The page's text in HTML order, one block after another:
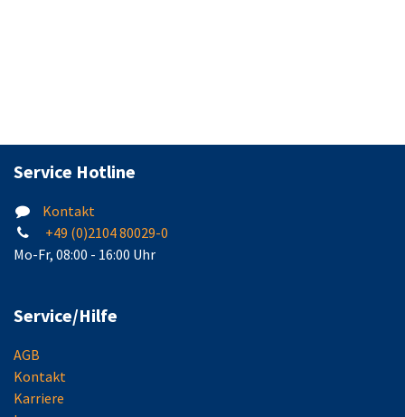
Service Hotline
Kontakt
+49 (0)2104 80029-0
Mo-Fr, 08:00 - 16:00 Uhr
Service/Hilfe
AGB
Kontakt
Karriere